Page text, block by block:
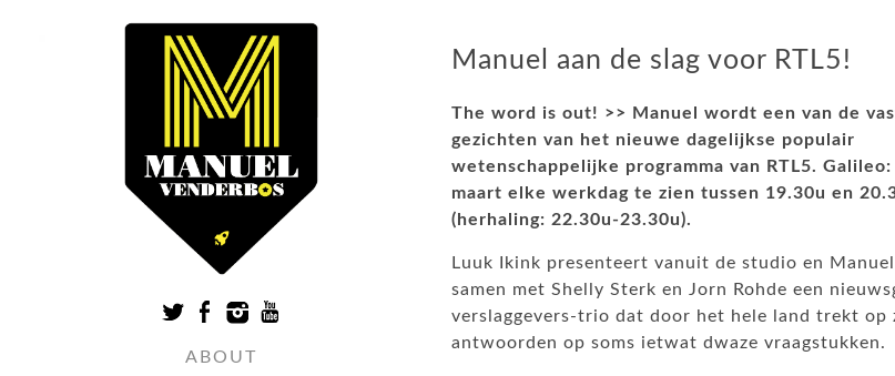
ABOUT
Manuel aan de slag voor RTL5!
The word is out! >> Manuel wordt een van de
gezichten van het nieuwe dagelijkse populair
wetenschappelijke programma van RTL5.
maart elke werkdag te zien tussen 19.30u en
(herhaling: 22.30u-23.30u).
Luuk Ikink presenteert vanuit de studio en
samen met Shelly Sterk en Jorn Rohde een
verslaggevers-trio dat door het hele land trekt op
antwoorden op soms ietwat dwaze vraagstukken.